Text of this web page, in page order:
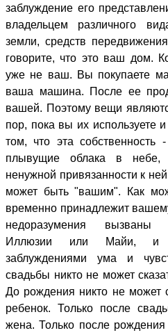
заблуждение его
владельцем различного
земли, средств
говорите, что это ваш дом.
уже не ваш. Вы покупаете
ваша машина. После ее
вашей. Поэтому вещи
пор, пока вы их используете
том, что эта собственность
плывущие облака в небе,
ненужной привязанности к
может быть "вашим". Как
временно принадлежит
недоразумения вызваны
Иллюзии или Майи, и
заблуждениями ума и
свадьбы никто не может
До рождения никто не может
ребенок. Только после
жена. Только после